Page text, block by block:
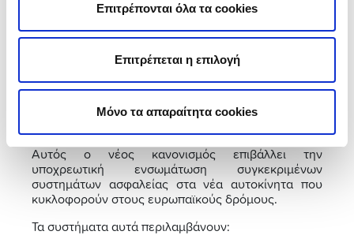
Επιτρέπονται όλα τα cookies
Επιτρέπεται η επιλογή
Μόνο τα απαραίτητα cookies
Το νέο σύστημα ADAS
GSR2 για ενισχυμένη
ασφάλεια
Το νέο σύστημα ADAS που τέθηκε σε εφαρμογή
Αυτός ο νέος κανονισμός επιβάλλει την
υποχρεωτική ενσωμάτωση συγκεκριμένων
συστημάτων ασφαλείας στα νέα αυτοκίνητα που
κυκλοφορούν στους ευρωπαϊκούς δρόμους.
Τα συστήματα αυτά περιλαμβάνουν: